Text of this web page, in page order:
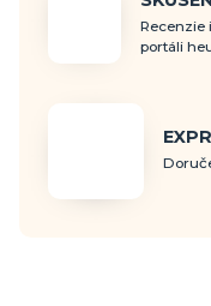
Recenzie
portáli